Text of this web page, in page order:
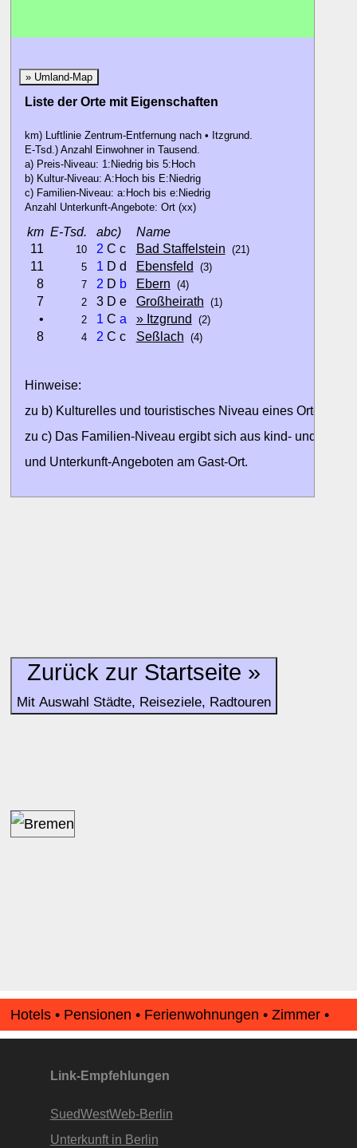
» Umland-Map
Liste der Orte mit Eigenschaften
km) Luftlinie Zentrum-Entfernung nach • Itzgrund.
E-Tsd.) Anzahl Einwohner in Tausend.
a) Preis-Niveau: 1:Niedrig bis 5:Hoch
b) Kultur-Niveau: A:Hoch bis E:Niedrig
c) Familien-Niveau: a:Hoch bis e:Niedrig
Anzahl Unterkunft-Angebote: Ort (xx)
km E-Tsd. abc)
Name
11
10 2 C c Bad Staffelstein (21)
11 5 1 D d Ebensfeld (3)
8 7 2 D b Ebern (4)
7 2 3 D e Großheirath (1)
• 2 1 C a » Itzgrund (2)
8 4 2 C c Seßlach (4)
Hinweise:
zu b) Kulturelles und touristisches Niveau eines Ortes
zu c) Das Familien-Niveau ergibt sich aus kind- und
und Unterkunft-Angeboten am Gast-Ort.
Zurück zur Startseite »
Mit Auswahl Städte, Reiseziele, Radtouren
Hotels • Pensionen • Ferienwohnungen • Zimmer •
Apartments • www.Finde-Unterkunft.de
Link-Empfehlungen
SuedWestWeb-Berlin
Unterkunft in Berlin